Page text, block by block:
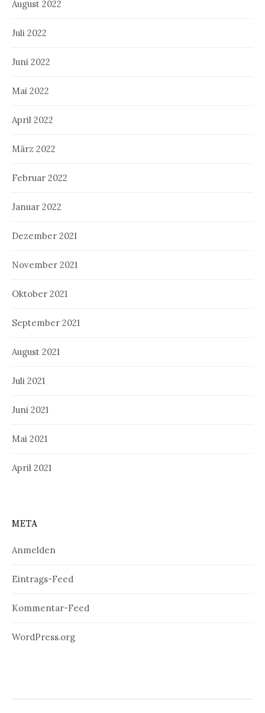
August 2022
Juli 2022
Juni 2022
Mai 2022
April 2022
März 2022
Februar 2022
Januar 2022
Dezember 2021
November 2021
Oktober 2021
September 2021
August 2021
Juli 2021
Juni 2021
Mai 2021
April 2021
META
Anmelden
Eintrags-Feed
Kommentar-Feed
WordPress.org